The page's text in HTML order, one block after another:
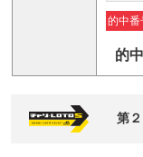
的中番
的
第